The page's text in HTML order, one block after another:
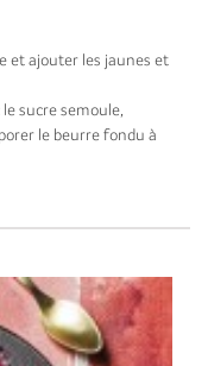
et ajouter les jaunes et
sucre semoule,
le beurre fondu à